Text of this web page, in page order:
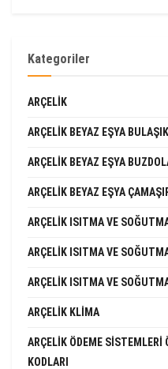
Kategoriler
ARÇELIK
ARÇELIK BEYAZ EŞYA
ARÇELIK BEYAZ EŞYA
ARÇELIK BEYAZ EŞYA
ARÇELIK ISITMA VE
ARÇELIK ISITMA VE
ARÇELIK ISITMA VE
ARÇELIK KLIMA
ARÇELIK ÖDEME
KODLARI